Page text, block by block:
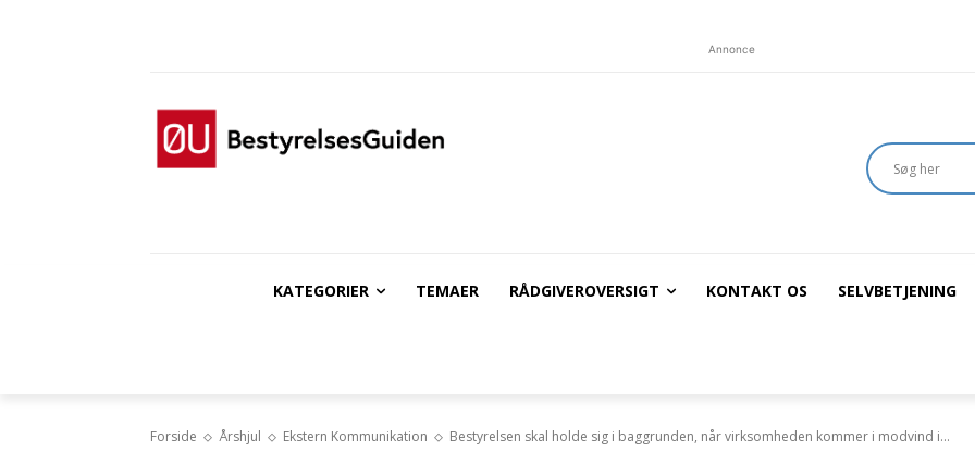
Annonce
KATEGORIER TEMAER RÅDGIVEROVERSIGT KONTAKT OS SELVBETJENING
Forside Årshjul Ekstern Kommunikation Bestyrelsen skal holde sig i baggrunden, når virksomheden kommer i modvind i...